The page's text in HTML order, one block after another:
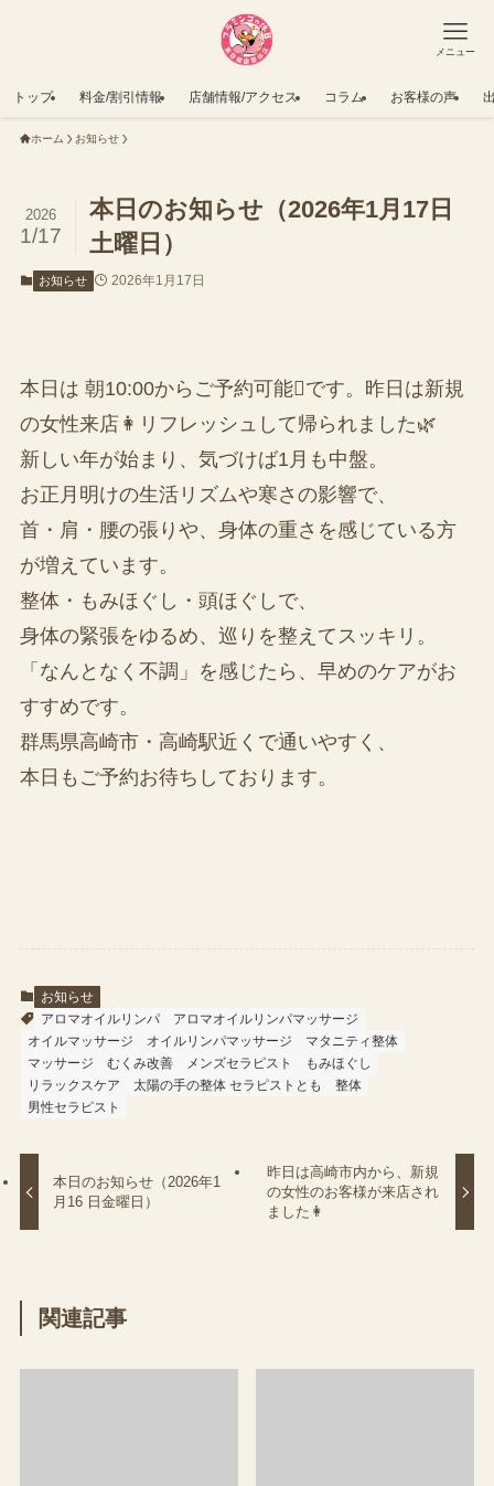
メニュー
トップ 料金/割引情報 店舗情報/アクセス コラム お客様の声
ホーム お知らせ
本日のお知らせ（2026年1月17日
土曜日）
2026
1/17
お知らせ 2026年1月17日
本日は 朝10:00からご予約可能です。昨日は新規
の女性来店👩リフレッシュして帰られました🌿
新しい年が始まり、気づけば1月も中盤。
お正月明けの生活リズムや寒さの影響で、
首・肩・腰の張りや、身体の重さを感じている方
が増えています。
整体・もみほぐし・頭ほぐしで、
身体の緊張をゆるめ、巡りを整えてスッキリ。
「なんとなく不調」を感じたら、早めのケアがお
すすめです。
群馬県高崎市・高崎駅近くで通いやすく、
本日もご予約お待ちしております。
お知らせ
アロマオイルリンパ
アロマオイルリンパマッサージ
オイルマッサージ
オイルリンパマッサージ
マタニティ整体
マッサージ
むくみ改善 メンズセラピスト
もみほぐし
リラックスケア
太陽の手の整体 セラピストとも
整体
男性セラピスト
本日のお知らせ（2026年1
月16 日金曜日）
昨日は高崎市内から、新規
の女性のお客様が来店され
ました👩
関連記事